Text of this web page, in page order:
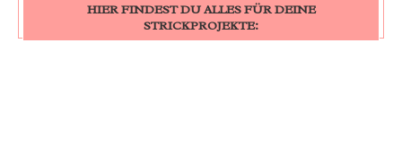
HIER FINDEST DU ALLES FÜR DEINE
STRICKPROJEKTE: